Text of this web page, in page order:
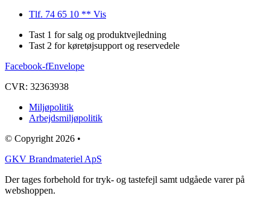
Tlf. 74 65 10 ** Vis
Tast 1 for salg og produktvejledning
Tast 2 for køretøjsupport og reservedele
Facebook-fEnvelope
CVR: 32363938
Miljøpolitik
Arbejdsmiljøpolitik
© Copyright 2026 •
GKV Brandmateriel ApS
Der tages forbehold for tryk- og tastefejl samt udgåede varer på
webshoppen.